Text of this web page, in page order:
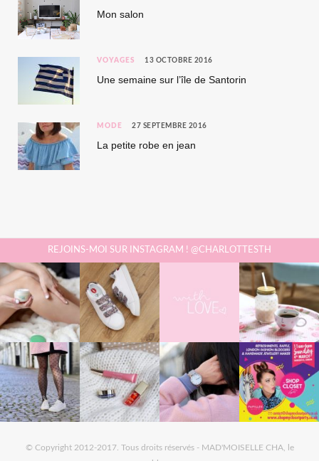
Mon salon
VOYAGES 13 OCTOBRE 2016
Une semaine sur l’île de Santorin
MODE 27 SEPTEMBRE 2016
La petite robe en jean
REJOINS-MOI SUR INSTAGRAM ! @CHARLOTTESTH
© Copyright 2012-2017. Tous droits réservés - MAD'MOISELLE CHA, le